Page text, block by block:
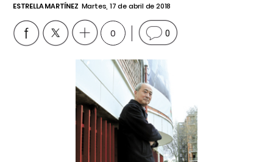
ESTRELLA MARTÍNEZ Martes, 17 de abril de 2018
0 0